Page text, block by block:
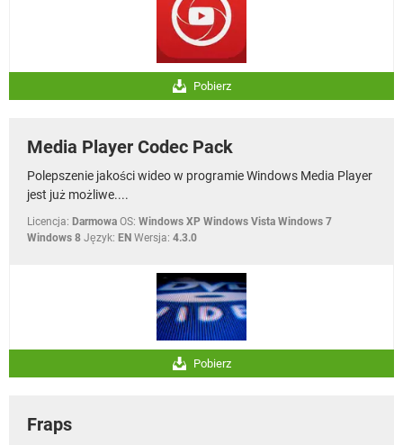
Pobierz
Media Player Codec Pack
Polepszenie jakości wideo w programie Windows Media Player
jest już możliwe....
Licencja: Darmowa OS: Windows XP Windows Vista Windows 7
Windows 8 Język: EN Wersja: 4.3.0
Pobierz
Fraps